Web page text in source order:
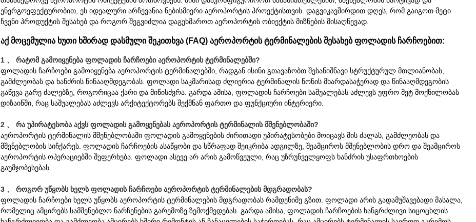
ენერგოეფექტურობით, ეს იდეალური არჩევანია ნებისმიერი აეროპორტის პროექტისთვის. დაგვიკავშირდით დღეს, რომ გაიგოთ მეტი
ჩვენი პროდუქტის შესახებ და როგორ შეგვიძლია დაგეხმაროთ აეროპორტის ობიექტის მიზნების მისაღწევად.
აქ მოცემულია ხუთი ხშირად დასმული შეკითხვა (FAQ) აეროპორტის ტერმინალების შესახებ ფოლადის ჩარჩოებით:
1 、 რატომ გამოიყენება ფოლადის ჩარჩოები აეროპორტის ტერმინალებში?
ფოლადის ჩარჩოები გამოიყენება აეროპორტის ტერმინალებში, რადგან ისინი გთავაზობთ შესანიშნავი სტრუქტურულ მთლიანობას,
გამძლეობას და ხანძრის წინააღმდეგობას. ფოლადი საკმარისად ძლიერია ტერმინალის წონის მხარდასაჭერად და წინააღმდეგობის
გაწევა გარე ძალებზე, როგორიცაა ქარი და მიწისძვრა. გარდა ამისა, ფოლადის ჩარჩოები საშუალებას აძლევს უფრო მეტ მოქნილობას
დიზაინში, რაც საშუალებას აძლევს არქიტექტორებს შექმნან ფართო და ფუნქციური ინტერიერი.
2 、 რა უპირატესობა აქვს ფოლადის გამოყენებას აეროპორტის ტერმინალის მშენებლობაში?
აეროპორტის ტერმინალის მშენებლობაში ფოლადის გამოყენების ძირითადი უპირატესობები მოიცავს მის ძალას, გამძლეობას და
მშენებლობის სიჩქარეს. ფოლადის ჩარჩოების ასაწყობი და სწრაფად შეიკრიბა ადგილზე, შეამციროს მშენებლობის დრო და შეამციროს
აეროპორტის ოპერაციებში შეფერხება. ფოლადი ასევე არ არის გამოწვეული, რაც უზრუნველყოფს ხანძრის უსაფრთხოების
გაუმჯობესებას.
3 、 როგორ უწყობს ხელს ფოლადის ჩარჩოები აეროპორტის ტერმინალების მდგრადობას?
ფოლადის ჩარჩოები ხელს უწყობს აეროპორტის ტერმინალების მდგრადობას რამდენიმე გზით. ფოლადი არის გადამუშავებადი მასალა,
რომელიც ამცირებს სამშენებლო ნარჩენების გარემოზე ზემოქმედებას. გარდა ამისა, ფოლადის ჩარჩოების ხანგრძლივი სიცოცხლის